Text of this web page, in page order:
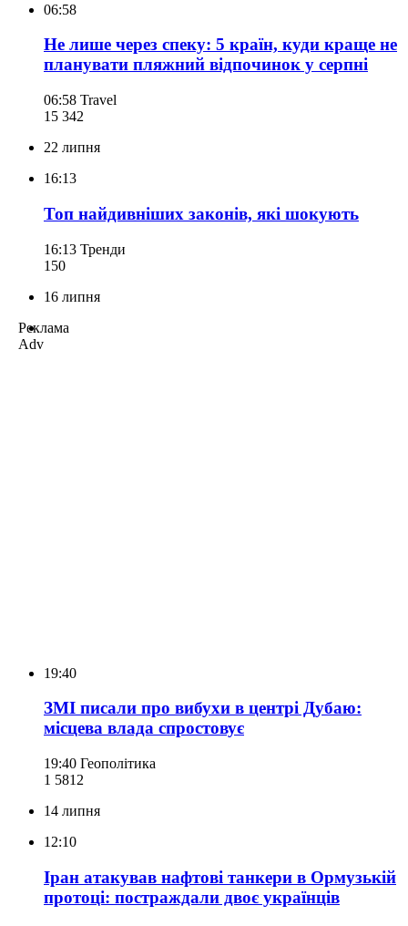
06:58
Не лише через спеку: 5 країн, куди краще не
планувати пляжний відпочинок у серпні
06:58 Travel
15 342
22 липня
16:13
Топ найдивніших законів, які шокують
16:13 Тренди
150
16 липня
Реклама
Adv
19:40
ЗМІ писали про вибухи в центрі Дубаю:
місцева влада спростовує
19:40 Геополітика
1 581 2
14 липня
12:10
Іран атакував нафтові танкери в Ормузькій
протоці: постраждали двоє українців